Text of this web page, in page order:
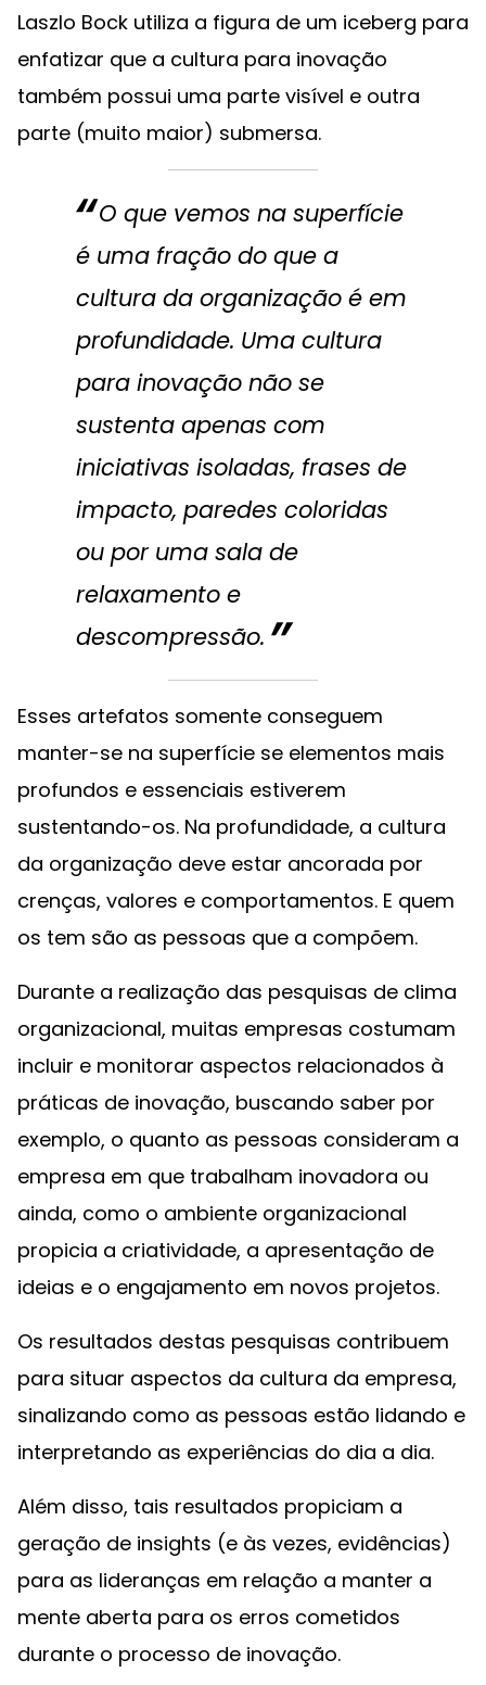
Laszlo Bock utiliza a figura de um iceberg para
enfatizar que a cultura para inovação
também possui uma parte visível e outra
parte (muito maior) submersa.
O que vemos na superfície
é uma fração do que a
cultura da organização é em
profundidade. Uma cultura
para inovação não se
sustenta apenas com
iniciativas isoladas, frases de
impacto, paredes coloridas
ou por uma sala de
relaxamento e
descompressão.
Esses artefatos somente conseguem
manter-se na superfície se elementos mais
profundos e essenciais estiverem
sustentando-os. Na profundidade, a cultura
da organização deve estar ancorada por
crenças, valores e comportamentos. E quem
os tem são as pessoas que a compõem.
Durante a realização das pesquisas de clima
organizacional, muitas empresas costumam
incluir e monitorar aspectos relacionados à
práticas de inovação, buscando saber por
exemplo, o quanto as pessoas consideram a
empresa em que trabalham inovadora ou
ainda, como o ambiente organizacional
propicia a criatividade, a apresentação de
ideias e o engajamento em novos projetos.
Os resultados destas pesquisas contribuem
para situar aspectos da cultura da empresa,
sinalizando como as pessoas estão lidando e
interpretando as experiências do dia a dia.
Além disso, tais resultados propiciam a
geração de insights (e às vezes, evidências)
para as lideranças em relação a manter a
mente aberta para os erros cometidos
durante o processo de inovação.